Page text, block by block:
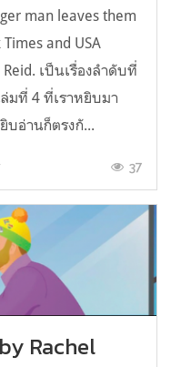
man leaves them
and USA
เป็นเรื่องลำดับที่
มที่ 4 ที่เราหยิบมา
บอ่านก็ตรงกั...
37
Rachel